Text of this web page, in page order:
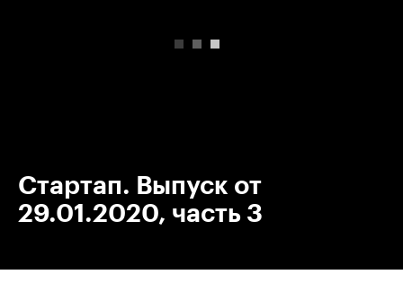
Стартап. Выпуск от
29.01.2020, часть 3